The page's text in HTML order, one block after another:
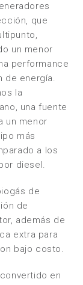
que
un menor
performance
de energía.
la
una fuente
un menor
más
a los
diesel.
de
de
además de
extra para
bajo costo.
en